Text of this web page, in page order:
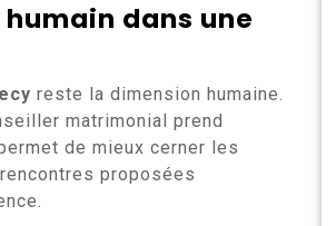
dans une
reste la dimension humaine.
matrimonial prend
de mieux cerner les
proposées